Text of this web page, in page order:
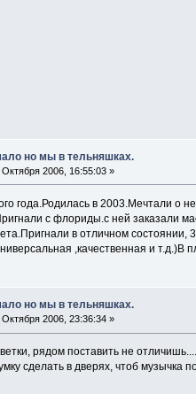
но мы в тельняшках.
Октября 2006, 16:55:03 »
года.Родилась в 2003.Мечтали
с флориды.с ней заказали
в отличном
,качественная и т.д.)В
но мы в тельняшках.
Октября 2006, 23:36:34 »
рядом поставить не отличишь....
сделать в дверях, чтоб музычка